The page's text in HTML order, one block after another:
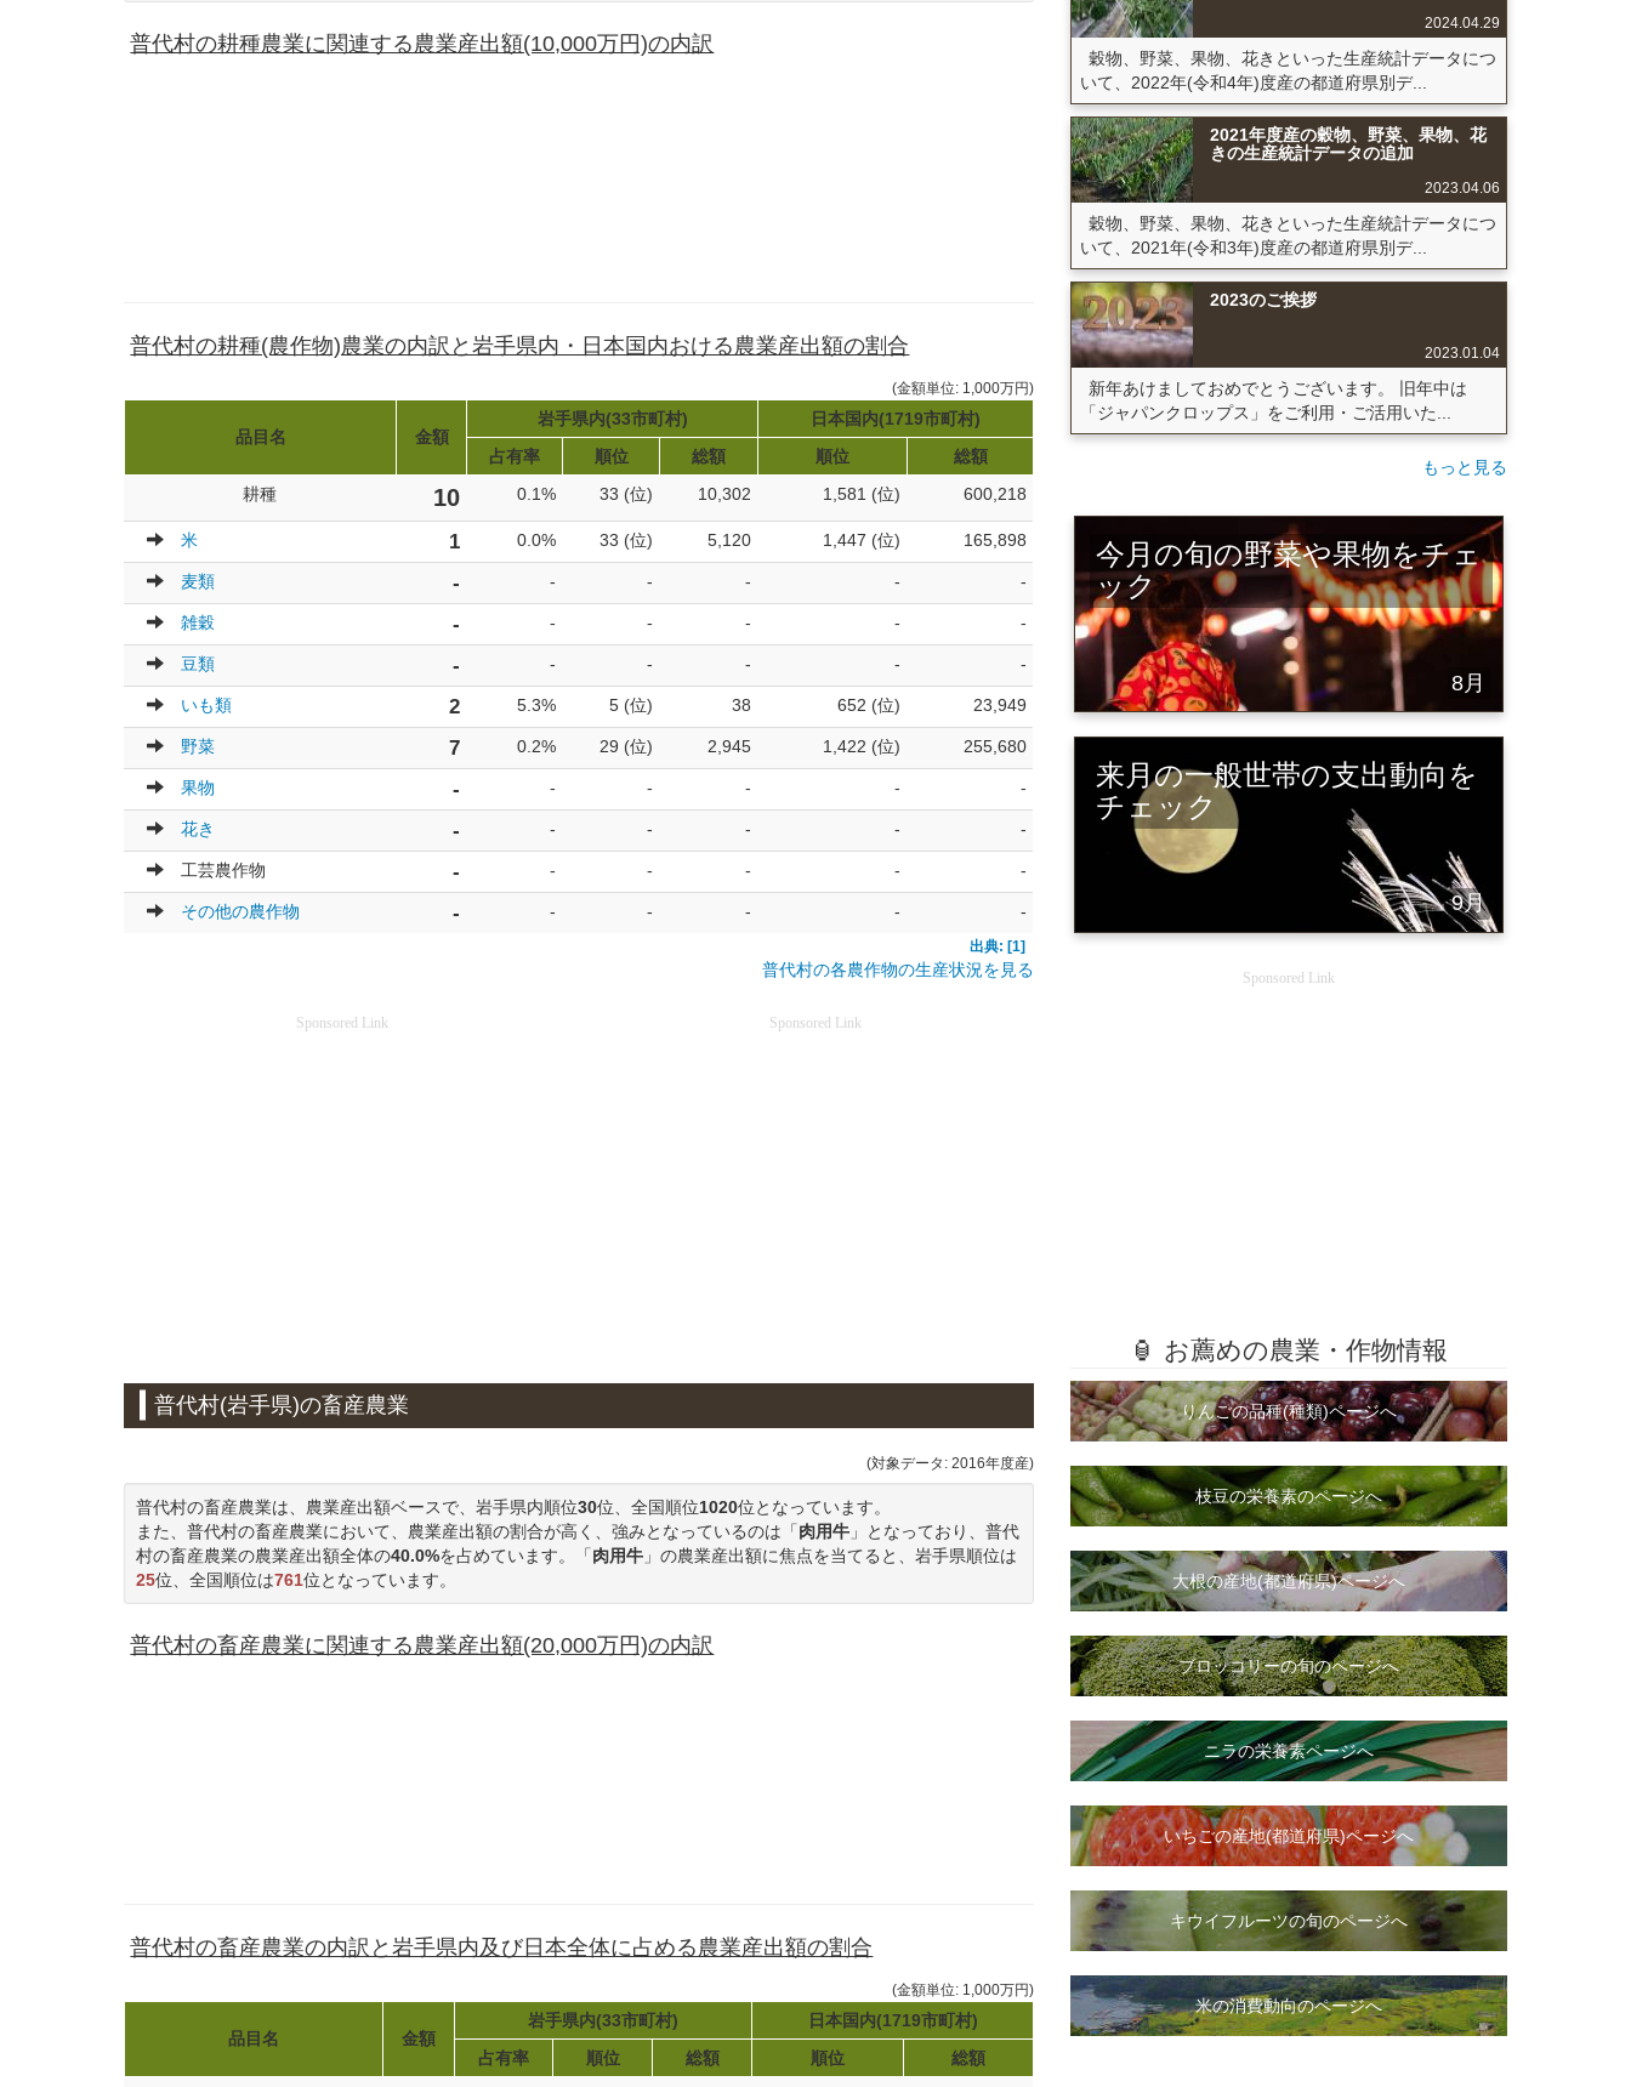
普代村の耕種農業に関連する農業産出額(10,000万円)の内訳
普代村の耕種(農作物)農業の内訳と岩手県内・日本国内おける農業産出額の割合
(金額単位: 1,000万円)
品目名 金額
岩手県内(33市町村)
日本国内(1719市町村)
占有率
順位 総額 順位
総額
耕種
10 0.1% 33 (位) 10,302 1,581 (位) 600,218
米 1 0.0% 33 (位) 5,120 1,447 (位) 165,898
麦類 - - - - - -
雑穀 - - - - - -
豆類 - - - - - -
いも類 2 5.3% 5 (位) 38 652 (位) 23,949
野菜 7 0.2% 29 (位) 2,945 1,422 (位) 255,680
果物 - - - - - -
花き - - - - - -
工芸農作物 - - - - - -
その他の農作物 - - - - - -
出典: [1]
普代村の各農作物の生産状況を見る
Sponsored Link Sponsored Link
普代村(岩手県)の畜産農業
(対象データ: 2016年度産)
普代村の畜産農業は、農業産出額ベースで、岩手県内順位30位、全国順位1020位となっています。
また、普代村の畜産農業において、農業産出額の割合が高く、強みとなっているのは「肉用牛 」となっており、普代
村の畜産農業の農業産出額全体の40.0%を占めています。「肉用牛 」の農業産出額に焦点を当てると、岩手県順位は
25位、全国順位は761位となっています。
普代村の畜産農業に関連する農業産出額(20,000万円)の内訳
普代村の畜産農業の内訳と岩手県内及び日本全体に占める農業産出額の割合
(金額単位: 1,000万円)
品目名 金額
岩手県内(33市町村)
日本国内(1719市町村)
占有率
順位 総額 順位
総額
2024.04.29
穀物、野菜、果物、花きといった生産統計データにつ
いて、2022年(令和4年)度産の都道府県別デ...
2021年度産の穀物、野菜、果物、花
きの生産統計データの追加
2023.04.06
穀物、野菜、果物、花きといった生産統計データにつ
いて、2021年(令和3年)度産の都道府県別デ...
2023のご挨拶
2023.01.04
新年あけましておめでとうございます。 旧年中は
「ジャパンクロップス」をご利用・ご活用いた...
もっと見る
今月の旬の野菜や果物をチェ
ック
8月
来月の一般世帯の支出動向を
チェック
9月
Sponsored Link
🏮 お薦めの農業・作物情報
りんごの品種(種類)ページへ
枝豆の栄養素のページへ
大根の産地(都道府県)ページへ
ブロッコリーの旬のページへ
ニラの栄養素ページへ
いちごの産地(都道府県)ページへ
キウイフルーツの旬のページへ
米の消費動向のページへ